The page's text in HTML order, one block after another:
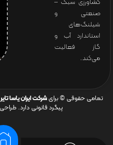
صنعتی و
شیلنگ‌های
استاندارد آب و
گاز فعالیت
می‌کند.
تمامی حقوقی © برای شرکت ایران یاسا تایر
پیگرد قانونی دارد.